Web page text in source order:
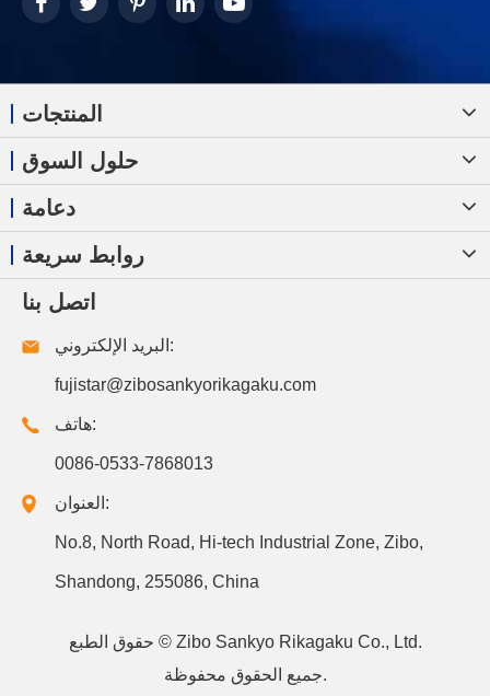
المنتجات
حلول السوق
دعامة
روابط سريعة
اتصل بنا
البريد الإلكتروني:
fujistar@zibosankyorikagaku.com
هاتف:
0086-0533-7868013
العنوان:
No.8, North Road, Hi-tech Industrial Zone, Zibo,
Shandong, 255086, China
حقوق الطبع © Zibo Sankyo Rikagaku Co., Ltd.
جميع الحقوق محفوظة.